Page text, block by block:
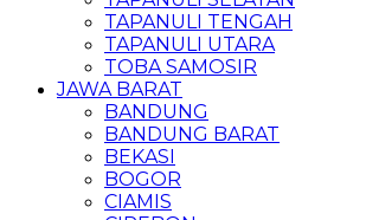
TAPANULI TENGAH
TAPANULI UTARA
TOBA SAMOSIR
JAWA BARAT
BANDUNG
BANDUNG BARAT
BEKASI
BOGOR
CIAMIS